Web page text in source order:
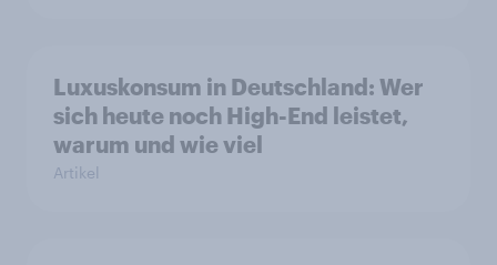
Luxuskonsum in Deutschland: Wer
sich heute noch High-End leistet,
warum und wie viel
Artikel